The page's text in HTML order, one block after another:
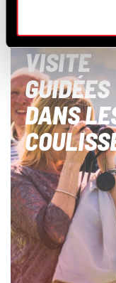
VISITE
GUIDÉES
DANS